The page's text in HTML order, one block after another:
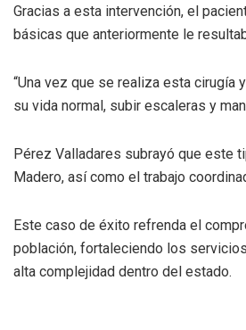
Gracias a esta intervención, el
básicas que anteriormente le
“Una vez que se realiza esta cirugía
su vida normal, subir escaleras y
Pérez Valladares subrayó que este
Madero, así como el trabajo
Este caso de éxito refrenda el
población, fortaleciendo los
alta complejidad dentro del estado.